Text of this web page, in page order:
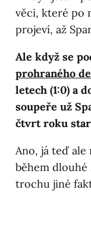
věci, které po
projeví, až
Ale když se
prohraného
letech (1:0) a
soupeře už
čtvrt roku
Ano, já teď
během
trochu jiné